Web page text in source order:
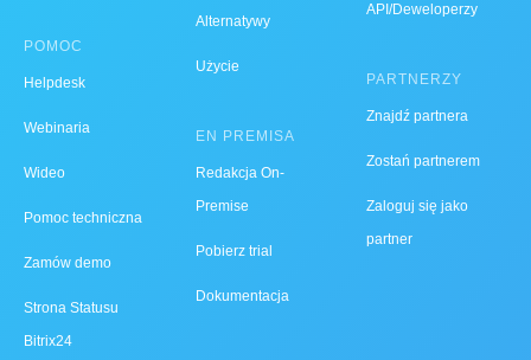
POMOC
Helpdesk
Webinaria
Wideo
Pomoc techniczna
Zamów demo
Strona Statusu
Bitrix24
Alternatywy
Użycie
EN PREMISA
Redakcja On-
Premise
Pobierz trial
Dokumentacja
API/Deweloperzy
PARTNERZY
Znajdź partnera
Zostań partnerem
Zaloguj się jako
partner